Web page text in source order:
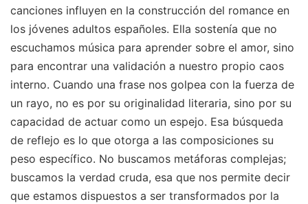
canciones influyen en la construcción del romance en
los jóvenes adultos españoles. Ella sostenía que no
escuchamos música para aprender sobre el amor, sino
para encontrar una validación a nuestro propio caos
interno. Cuando una frase nos golpea con la fuerza de
un rayo, no es por su originalidad literaria, sino por su
capacidad de actuar como un espejo. Esa búsqueda
de reflejo es lo que otorga a las composiciones su
peso específico. No buscamos metáforas complejas;
buscamos la verdad cruda, esa que nos permite decir
que estamos dispuestos a ser transformados por la